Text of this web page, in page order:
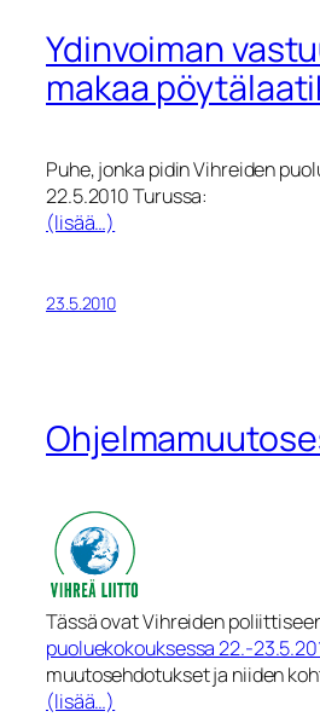
Ydinvoiman
makaa
Puhe, jonka pidin Vihreiden
22.5.2010 Turussa:
(lisää…)
23.5.2010
Tässä ovat Vihreiden
puoluekokouksessa 22.-
muutosehdotukset ja niiden
(lisää…)